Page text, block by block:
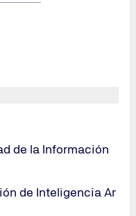
de la Información
de Inteligencia Ar